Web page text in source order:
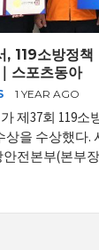
, 119소방정
스포츠동아
1 YEAR AGO
제37회 119소
상을 수상했다.
전본부(본부